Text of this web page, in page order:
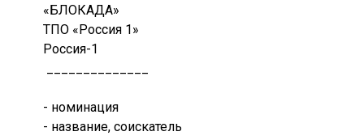
«БЛОКАДА»
ТПО «Россия 1»
Россия-1
- номинация
- название, соискатель